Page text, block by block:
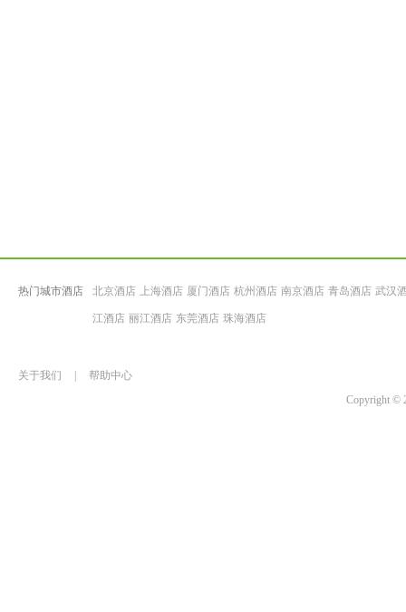
热门城市酒店 北京酒店 上海酒店 厦门酒店 杭州酒店 南京酒店 青岛酒店 武汉
江酒店 丽江酒店 东莞酒店 珠海酒店
关于我们
帮助中心
Copyright ©